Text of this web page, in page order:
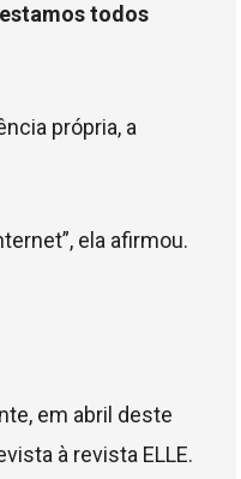
estamos todos
própria, a
ela afirmou.
em abril deste
à revista ELLE.